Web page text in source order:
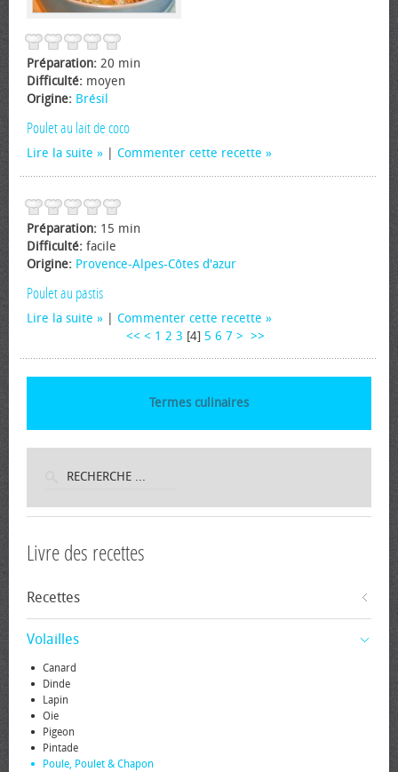
Préparation: 20 min
Difficulté: moyen
Origine: Brésil
Poulet au lait de coco
Lire la suite Commenter cette recette
Préparation: 15 min
Difficulté: facile
Origine: Provence-Alpes-Côtes d'azur
Poulet au pastis
Lire la suite
Commenter cette recette
<< < 1 2 3 [4] 5 6 7 > >>
Termes culinaires
Livre des recettes
Recettes
Volailles
Canard
Dinde
Lapin
Oie
Pigeon
Pintade
Poule, Poulet & Chapon